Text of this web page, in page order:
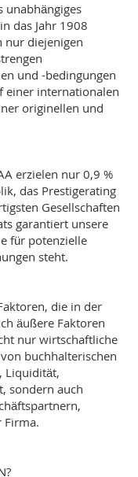
unabhängiges
das Jahr 1908
nur diejenigen
und -bedingungen
einer internationalen
originellen und
erzielen nur 0,9 %
das Prestigerating
Gesellschaften
garantiert unsere
für potenzielle
steht.
die in der
äußere Faktoren
nur wirtschaftliche
buchhalterischen
Liquidität,
sondern auch
Firma.